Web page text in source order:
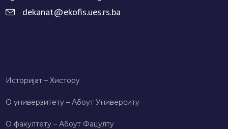
dekanat@ekofis.ues.rs.ba
Историјат – Хисторy
О универзитету – Абоут Университy
О факултету – Абоут Фацултy